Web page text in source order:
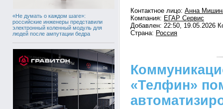
«Не думать о каждом шаге»:
российские инженеры представили
электронный коленный модуль для
людей после ампутации бедра
Контактное лицо: Анна
Компания: ЕГАР Сервис
Добавлен: 22:50, 19.05.2026
Страна: Россия
«Телфин»